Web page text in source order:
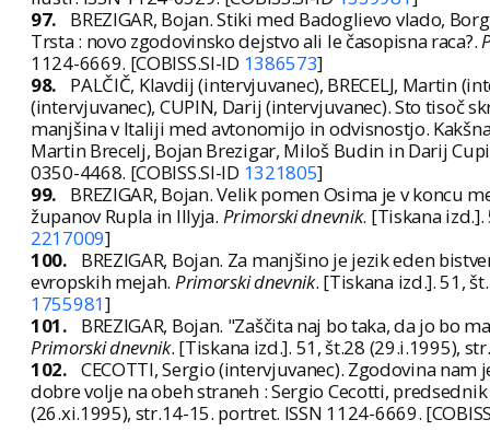
97.
BREZIGAR, Bojan. Stiki med Badoglievo vlado,
Trsta : novo zgodovinsko dejstvo ali le časopisna raca?.
1124-6669. [COBISS.SI-ID 1386573]
98.
PALČIČ, Klavdij (intervjuvanec), BRECELJ, Martin
(intervjuvanec), CUPIN, Darij (intervjuvanec). Sto tisoč
manjšina v Italiji med avtonomijo in odvisnostjo.
Martin Brecelj, Bojan Brezigar, Miloš Budin in Darij
0350-4468. [COBISS.SI-ID 1321805]
99.
BREZIGAR, Bojan. Velik pomen Osima je v koncu
županov Rupla in Illyja. Primorski dnevnik. [Tiskana izd.].
2217009]
100.
BREZIGAR, Bojan. Za manjšino je jezik eden
evropskih mejah. Primorski dnevnik. [Tiskana izd.]. 51,
1755981]
101.
BREZIGAR, Bojan. "Zaščita naj bo taka, da jo bo
Primorski dnevnik. [Tiskana izd.]. 51, št.28 (29.i.1995),
102. CECOTTI, Sergio (intervjuvanec). Zgodovina
dobre volje na obeh straneh : Sergio Cecotti,
(26.xi.1995), str.14-15. portret. ISSN 1124-6669.